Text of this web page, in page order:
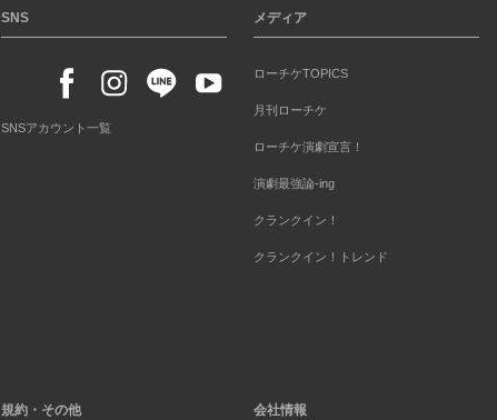
SNS
SNSアカウント一覧
メディア
ローチケTOPICS
月刊ローチケ
ローチケ演劇宣言！
演劇最強論-ing
クランクイン！
クランクイン！トレンド
規約・その他 会社情報